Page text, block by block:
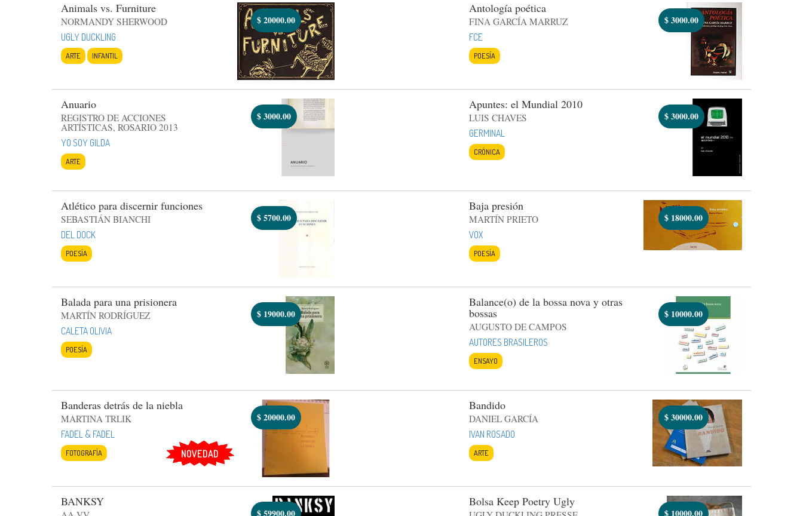
Animals vs. Furniture
NORMANDY SHERWOOD
UGLY DUCKLING
ARTE INFANTIL
$20000.00
Antología poética
FINA GARCÍA MARRUZ
FCE
POESÍA
$3000.00
Anuario
REGISTRO DE ACCIONES
ARTÍSTICAS, ROSARIO 2013
YO SOY GILDA
ARTE
$3000.00
Apuntes: el Mundial 2010
LUIS CHAVES
GERMINAL
CRÓNICA
$3000.00
Atlético para discernir funciones
SEBASTIÁN BIANCHI
DEL DOCK
POESÍA
$5700.00
Baja presión
MARTÍN PRIETO
VOX
POESÍA
$ 18000.00
Balada para una prisionera
MARTÍN RODRÍGUEZ
CALETA OLIVIA
POESÍA
$19000.00
Balance(o) de la bossa nova y otras
bossas
AUGUSTO DE CAMPOS
AUTORES BRASILEROS
ENSAYO
$ 10000.00
Banderas detrás de la niebla
MARTINA TRLIK
FADEL & FADEL
FOTOGRAFÍA
$20000.00
NOVEDAD
Bandido
DANIEL GARCÍA
IVAN ROSADO
ARTE
$30000.00
BANKSY
$59900.00
Bolsa Keep Poetry Ugly
$ 10000.00